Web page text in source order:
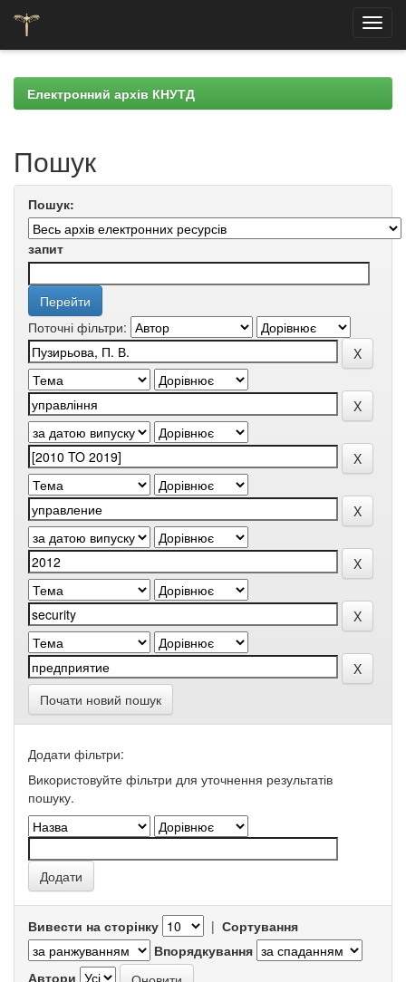
navigationЕлектронний архів КНУТД
Пошук
Пошук:
запит
Поточні фільтри:
Почати новий пошук
Додати фільтри:
Використовуйте фільтри для уточнення результатів
пошуку.
Вивести на сторінку | Сортування
Впорядкування
Автори